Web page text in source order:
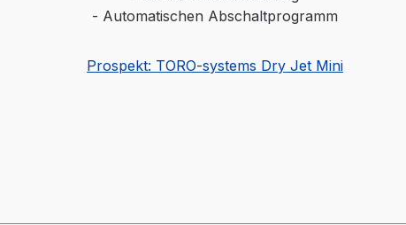
- Automatischen Abschaltprogramm
Prospekt: TORO-systems Dry Jet Mini